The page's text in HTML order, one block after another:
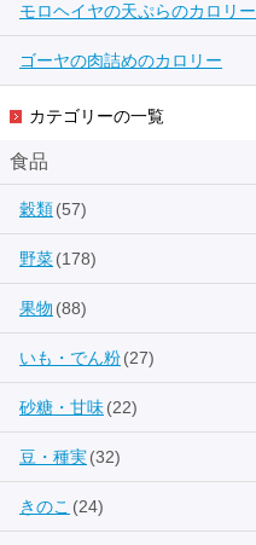
モロヘイヤの天ぷらのカロリー
ゴーヤの肉詰めのカロリー
カテゴリーの一覧
食品
穀類(57)
野菜(178)
果物 (88)
いも・でん粉(27)
砂糖・甘味(22)
豆・種実(32)
きのこ (24)